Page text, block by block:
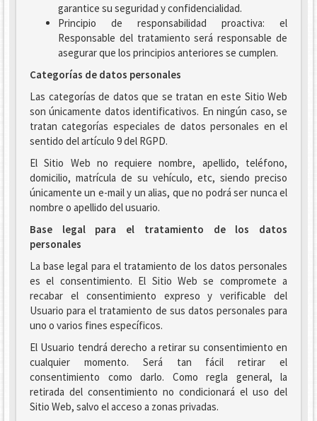
garantice su seguridad y confidencialidad.
Principio de responsabilidad proactiva: el
Responsable del tratamiento será responsable de
asegurar que los principios anteriores se cumplen.
Categorías de datos personales
Las categorías de datos que se tratan en este Sitio Web
son únicamente datos identificativos. En ningún caso, se
tratan categorías especiales de datos personales en el
sentido del artículo 9 del RGPD.
El Sitio Web no requiere nombre, apellido, teléfono,
domicilio, matrícula de su vehículo, etc, siendo preciso
únicamente un e-mail y un alias, que no podrá ser nunca el
nombre o apellido del usuario.
Base legal para el tratamiento de los datos
personales
La base legal para el tratamiento de los datos personales
es el consentimiento. El Sitio Web se compromete a
recabar el consentimiento expreso y verificable del
Usuario para el tratamiento de sus datos personales para
uno o varios fines específicos.
El Usuario tendrá derecho a retirar su consentimiento en
cualquier momento. Será tan fácil retirar el
consentimiento como darlo. Como regla general, la
retirada del consentimiento no condicionará el uso del
Sitio Web, salvo el acceso a zonas privadas.